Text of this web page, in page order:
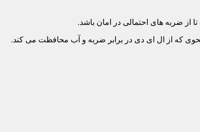
از ضربه های احتمالی در امان باشد.
که از ال ای دی در برابر ضربه و آب محافظت می کند.